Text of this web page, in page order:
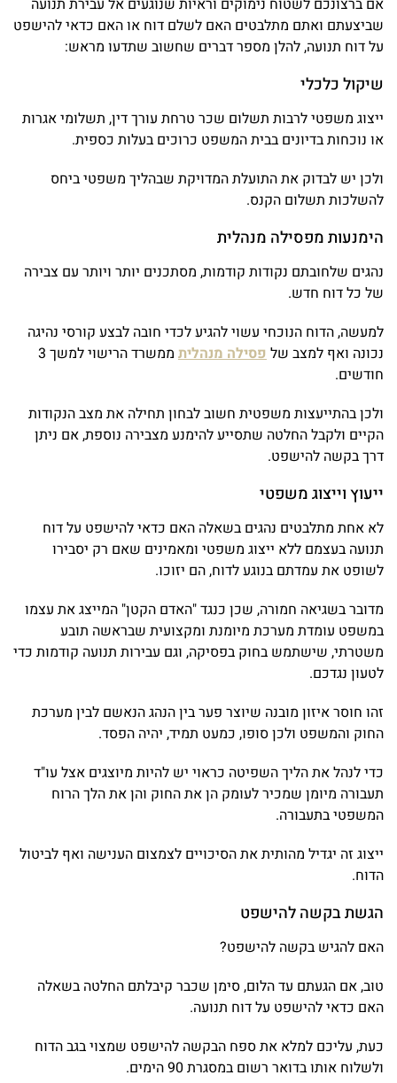
אם ברצונכם לשטוח נימוקים וראיות שנוגעים אל עבירת תנועה
שביצעתם ואתם מתלבטים האם לשלם דוח או האם כדאי להישפט
על דוח תנועה, להלן מספר דברים שחשוב שתדעו מראש:
שיקול כלכלי
ייצוג משפטי לרבות תשלום שכר טרחת עורך דין, תשלומי אגרות
או נוכחות בדיונים בבית המשפט כרוכים בעלות כספית.
ולכן יש לבדוק את התועלת המדויקת שבהליך משפטי ביחס
להשלכות תשלום הקנס.
הימנעות מפסילה מנהלית
נהגים שלחובתם נקודות קודמות, מסתכנים יותר ויותר עם צבירה
של כל דוח חדש.
למעשה, הדוח הנוכחי עשוי להגיע לכדי חובה לבצע קורסי נהיגה
נכונה ואף למצב שלפסילה מנהלית
ממשרד הרישוי למשך 3
חודשים.
ולכן בהתייעצות משפטית חשוב לבחון תחילה את מצב הנקודות
הקיים ולקבל החלטה שתסייע להימנע מצבירה נוספת, אם ניתן
דרך בקשה להישפט.
ייעוץ וייצוג משפטי
לא אחת מתלבטים נהגים בשאלה האם כדאי להישפט על דוח
תנועה בעצמם ללא ייצוג משפטי ומאמינים שאם רק יסבירו
לשופט את עמדתם בנוגע לדוח, הם יזוכו.
מדובר בשגיאה חמורה, שכן כנגד "האדם הקטן" המייצג את עצמו
במשפט עומדת מערכת מיומנת ומקצועית שבראשה תובע
משטרתי, שישתמש בחוק בפסיקה, וגם עבירות תנועה קודמות כדי
לטעון נגדכם.
זהו חוסר איזון מובנה שיוצר פער בין הנהג הנאשם לבין מערכת
החוק והמשפט ולכן סופו, כמעט תמיד, יהיה הפסד.
כדי לנהל את הליך השפיטה כראוי יש להיות מיוצגים אצל עו"ד
תעבורה מיומן שמכיר לעומק הן את החוק והן את הלך הרוח
המשפטי בתעבורה.
ייצוג זה יגדיל מהותית את הסיכויים לצמצום הענישה ואף לביטול
הדוח.
הגשת בקשה להישפט
האם להגיש בקשה להישפט?
טוב, אם הגעתם עד הלום, סימן שכבר קיבלתם החלטה בשאלה
האם כדאי להישפט על דוח תנועה.
כעת, עליכם למלא את ספח הבקשה להישפט שמצוי בגב הדוח
ולשלוח אותו בדואר רשום במסגרת 90 הימים.